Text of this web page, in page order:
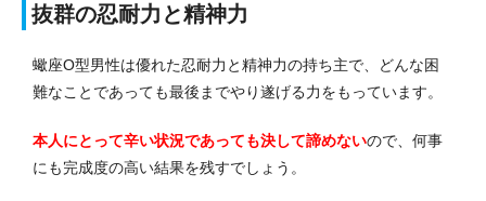
抜群の忍耐力と精神力
蠍座O型男性は優れた忍耐力と精神力の持ち主で、どんな困
難なことであっても最後までやり遂げる力をもっています。
本人にとって辛い状況であっても決して諦めないので、何事
にも完成度の高い結果を残すでしょう。